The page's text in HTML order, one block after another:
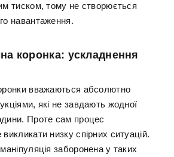
тиском, тому не створюється
навантаження.
коронка: ускладнення
вважаються абсолютно
які не завдають жодної
Проте сам процес
низку спірних ситуацій.
заборонена у таких